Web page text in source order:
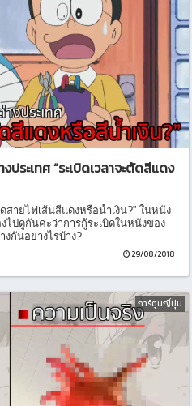
ระเทศ “ระเบิดเวลาจะตัดสีแดง
ายไฟเส้นสีแดงหรือน้ำเงิน?” ในหนัง
ไปดูกันค่ะว่าการกู้ระเบิดในหนังของ
กันอย่างไรบ้าง?
29/08/2018
การ์ตูนญี่ปุ่น